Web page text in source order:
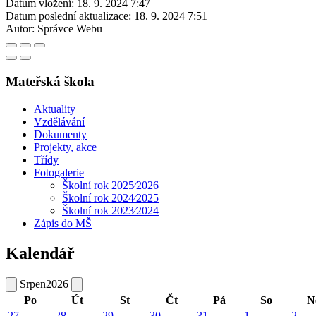
Datum vložení: 18. 9. 2024 7:47
Datum poslední aktualizace: 18. 9. 2024 7:51
Autor: Správce Webu
Mateřská škola
Aktuality
Vzdělávání
Dokumenty
Projekty, akce
Třídy
Fotogalerie
Školní rok 2025⁄2026
Školní rok 2024⁄2025
Školní rok 2023⁄2024
Zápis do MŠ
Kalendář
Srpen2026
Po
Út St Čt Pá So